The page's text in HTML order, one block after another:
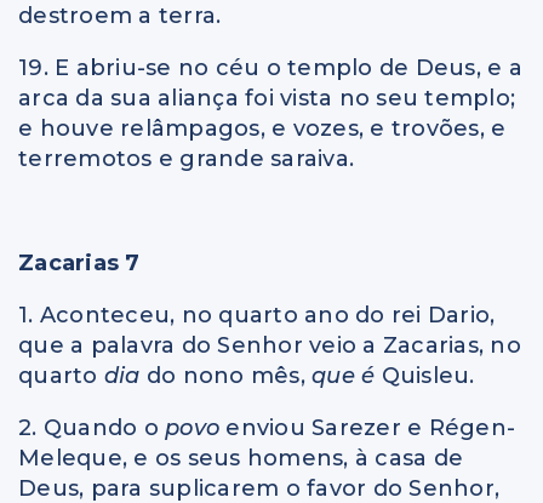
destroem a terra.
19. E abriu-se no céu o templo de Deus, e a
arca da sua aliança foi vista no seu templo;
e houve relâmpagos, e vozes, e trovões, e
terremotos e grande saraiva.
Zacarias 7
1. Aconteceu, no quarto ano do rei Dario,
que a palavra do Senhor veio a Zacarias, no
quarto dia do nono mês, que é Quisleu.
2. Quando o povo enviou Sarezer e Régen-
Meleque, e os seus homens, à casa de
Deus, para suplicarem o favor do Senhor,